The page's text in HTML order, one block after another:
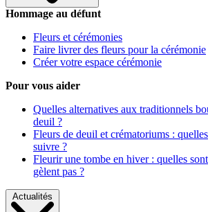
Hommage au défunt
Fleurs et cérémonies
Faire livrer des fleurs pour la cérémonie
Créer votre espace cérémonie
Pour vous aider
Quelles alternatives aux traditionnels
deuil ?
Fleurs de deuil et crématoriums :
suivre ?
Fleurir une tombe en hiver : quelles
gèlent pas ?
Actualités